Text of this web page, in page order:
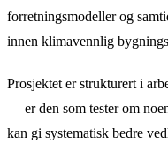
forretningsmodeller og
innen klimavennlig
Prosjektet er strukturert i
— er den som tester om
kan gi systematisk bedre